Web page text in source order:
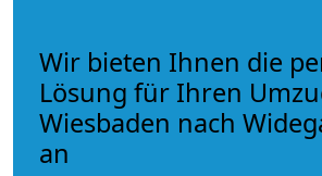
Wir bieten Ihnen die
Lösung für Ihren
Wiesbaden nach
an